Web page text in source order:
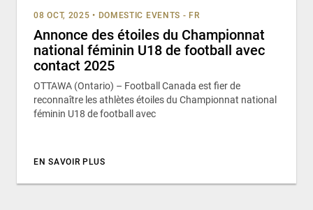
08 OCT, 2025 • DOMESTIC EVENTS - FR
Annonce des étoiles du Championnat
national féminin U18 de football avec
contact 2025
OTTAWA (Ontario) – Football Canada est fier de
reconnaître les athlètes étoiles du Championnat national
féminin U18 de football avec
EN SAVOIR PLUS